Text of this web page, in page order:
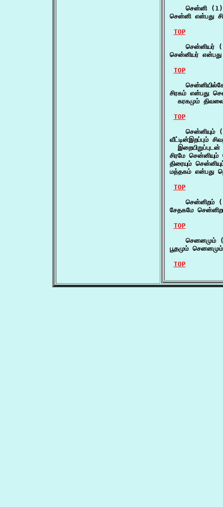
    சென்னி (1)
சென்னி என்பது
TOP
சென்னியர்
சென்னியர்
TOP
சிரகம் என்பது
கரகமும்
TOP
சென்னியும்
வீட்டின்இறப்பும்
சிரமே
திரையும்
மத்தகம் என்பது
TOP
சென்னிறம்
சேதகமே
TOP
செனனமும்
பூதமும்
TOP